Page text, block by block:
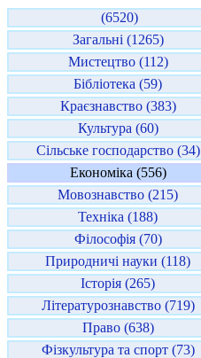
(6520)
Загальні (1265)
Мистецтво (112)
Бібліотека (59)
Краєзнавство (383)
Культура (60)
Сільське господарство (34)
Економіка (556)
Мовознавство (215)
Техніка (188)
Філософія (70)
Природничі науки (118)
Історія (265)
Літературознавство (719)
Право (638)
Фізкультура та спорт (73)